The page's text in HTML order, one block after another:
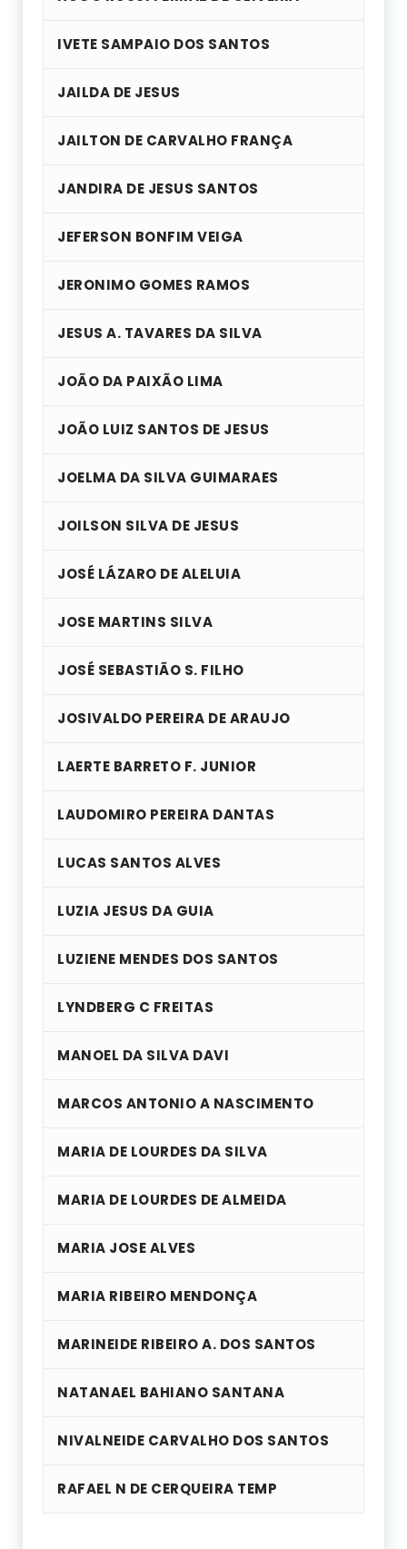
IVETE SAMPAIO DOS SANTOS
JAILDA DE JESUS
JAILTON DE CARVALHO FRANÇA
JANDIRA DE JESUS SANTOS
JEFERSON BONFIM VEIGA
JERONIMO GOMES RAMOS
JESUS A. TAVARES DA SILVA
JOÃO DA PAIXÃO LIMA
JOÃO LUIZ SANTOS DE JESUS
JOELMA DA SILVA GUIMARAES
JOILSON SILVA DE JESUS
JOSÉ LÁZARO DE ALELUIA
JOSE MARTINS SILVA
JOSÉ SEBASTIÃO S. FILHO
JOSIVALDO PEREIRA DE ARAUJO
LAERTE BARRETO F. JUNIOR
LAUDOMIRO PEREIRA DANTAS
LUCAS SANTOS ALVES
LUZIA JESUS DA GUIA
LUZIENE MENDES DOS SANTOS
LYNDBERG C FREITAS
MANOEL DA SILVA DAVI
MARCOS ANTONIO A NASCIMENTO
MARIA DE LOURDES DA SILVA
MARIA DE LOURDES DE ALMEIDA
MARIA JOSE ALVES
MARIA RIBEIRO MENDONÇA
MARINEIDE RIBEIRO A. DOS SANTOS
NATANAEL BAHIANO SANTANA
NIVALNEIDE CARVALHO DOS SANTOS
RAFAEL N DE CERQUEIRA TEMP